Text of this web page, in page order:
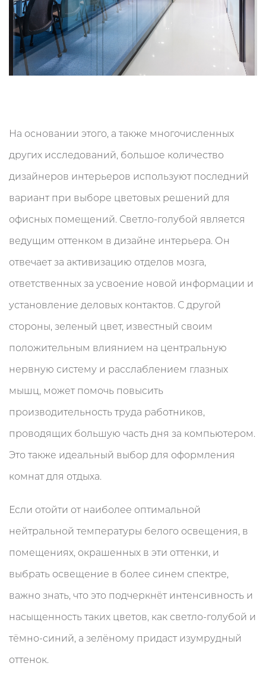
На основании этого, а также многочисленных
других исследований, большое количество
дизайнеров интерьеров используют последний
вариант при выборе цветовых решений для
офисных помещений. Светло-голубой является
ведущим оттенком в дизайне интерьера. Он
отвечает за активизацию отделов мозга,
ответственных за усвоение новой информации и
установление деловых контактов. С другой
стороны, зеленый цвет, известный своим
положительным влиянием на центральную
нервную систему и расслаблением глазных
мышц, может помочь повысить
производительность труда работников,
проводящих большую часть дня за компьютером.
Это также идеальный выбор для оформления
комнат для отдыха.
Если отойти от наиболее оптимальной
нейтральной температуры белого освещения, в
помещениях, окрашенных в эти оттенки, и
выбрать освещение в более синем спектре,
важно знать, что это подчеркнёт интенсивность и
насыщенность таких цветов, как светло-голубой и
тёмно-синий, а зелёному придаст изумрудный
оттенок.